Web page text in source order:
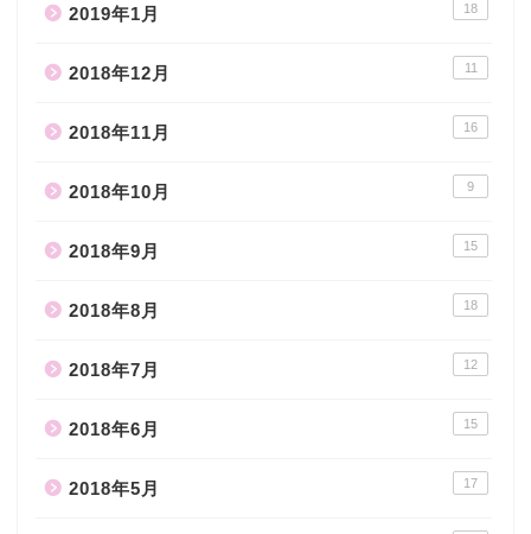
2019年1月 18
2018年12月 11
2018年11月 16
2018年10月 9
2018年9月 15
2018年8月 18
2018年7月 12
2018年6月 15
2018年5月 17